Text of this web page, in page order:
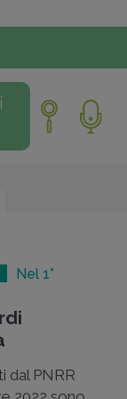
Nel 1°
dal PNRR